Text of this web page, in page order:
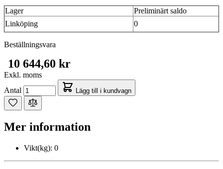
Lager
Preliminärt saldo
Linköping
0
Beställningsvara
10 644,60 kr
Exkl. moms
Antal
Lägg till i kundvagn
Mer information
Vikt(kg): 0